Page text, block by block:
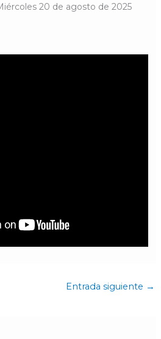
20 de agosto de 2025
Entrada siguiente →